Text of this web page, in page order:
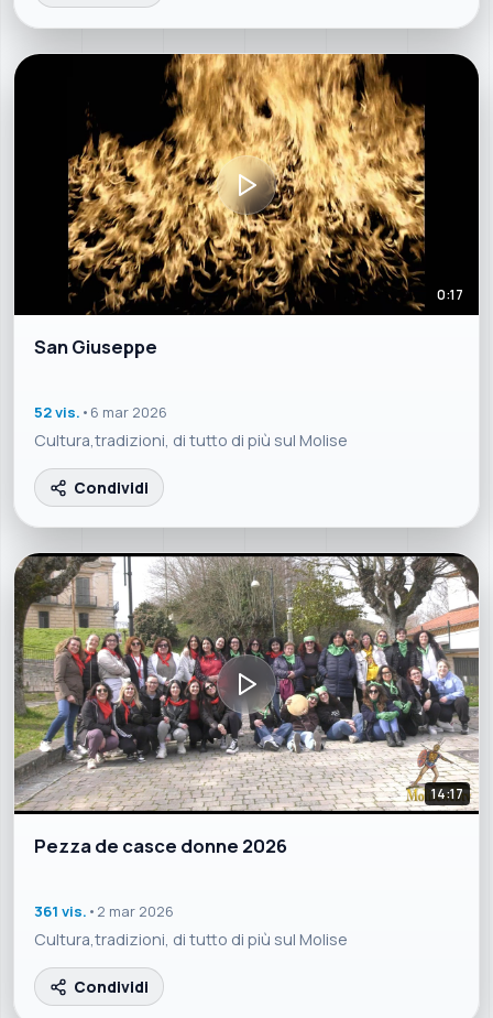
0:17
San Giuseppe
52 vis. • 6 mar 2026
Cultura,tradizioni, di tutto di più sul Molise
Condividi
14:17
Pezza de casce donne 2026
361 vis. • 2 mar 2026
Cultura,tradizioni, di tutto di più sul Molise
Condividi